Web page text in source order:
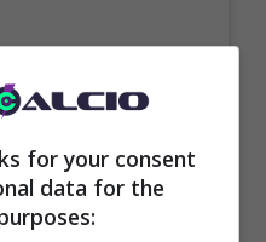
for your consent
data for the